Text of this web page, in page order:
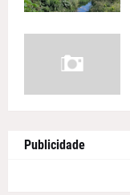
Publicidade